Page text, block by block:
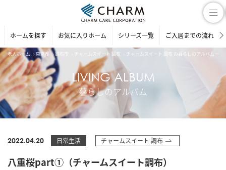
ホームを探す お気に入りホーム シリーズ一覧 ご入居までの流れ
老人ホーム 東京都 調布市 チャームスイート 調布 チャームスイート 調布 の暮らしのアルバム一覧
LIVING ALBUM
暮らしのアルバム
2022.04.20 日常生活 チャームスイート 調布
八重桜part①（チャームスイート調布）